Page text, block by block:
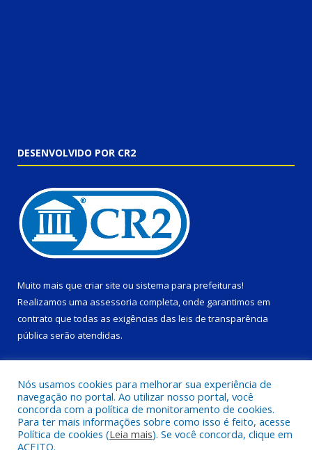
DESENVOLVIDO POR CR2
Muito mais que criar site ou sistema para prefeituras!
Realizamos uma assessoria completa, onde garantimos em
contrato que todas as exigências das leis de transparência
pública serão atendidas.
Todos os direitos reservados a Prefeitura Municipal de Ponta de
Nós usamos cookies para melhorar sua experiência de
navegação no portal. Ao utilizar nosso portal, você
concorda com a política de monitoramento de cookies.
Para ter mais informações sobre como isso é feito, acesse
Política de cookies (Leia mais). Se você concorda, clique em
ACEITO.